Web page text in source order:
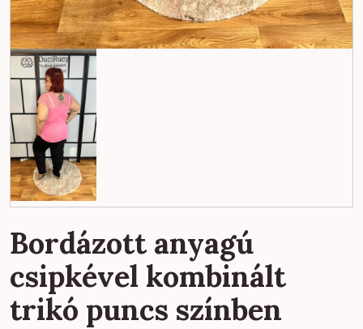
Bordázott anyagú
csipkével kombinált
trikó puncs színben